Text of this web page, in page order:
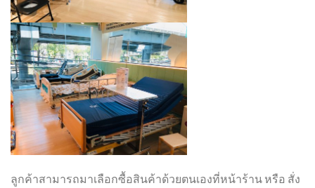
ลูกค้าสามารถมาเลือกซื้อสินค้าด้วยตนเองที่หน้าร้าน หรือ สั่ง